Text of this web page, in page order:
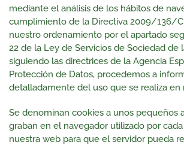
mediante el análisis de los hábitos de
cumplimiento de la Directiva 2009/136/
nuestro ordenamiento por el apartado
22 de la Ley de Servicios de Sociedad de
siguiendo las directrices de la Agencia
Protección de Datos, procedemos a
detalladamente del uso que se realiza en
Se denominan cookies a unos pequeños
graban en el navegador utilizado por
nuestra web para que el servidor pueda